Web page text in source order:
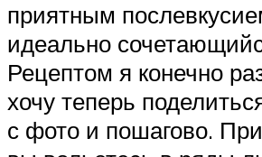
приятным
идеально
Рецептом я конечно
хочу теперь
с фото и пошагово.